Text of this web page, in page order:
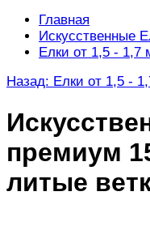
Главная
Искусственные
Елки от 1,5 - 1,7
Назад: Елки от 1,5 -
премиум
литые